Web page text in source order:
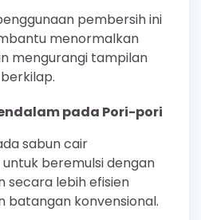
pembersih ini
menormalkan
mengurangi tampilan
pada Pori-pori
sabun cair
beremulsi dengan
secara lebih efisien
batangan konvensional.